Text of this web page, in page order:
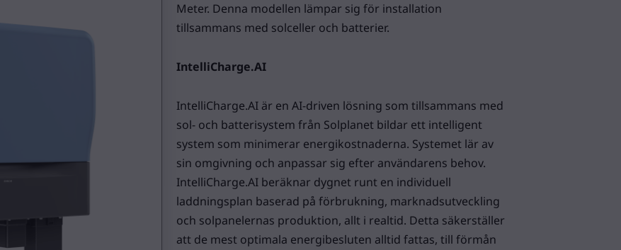
Meter. Denna modellen lämpar sig för installation
tillsammans med solceller och batterier.
IntelliCharge.AI
IntelliCharge.AI är en AI-driven lösning som tillsammans med
sol- och batterisystem från Solplanet bildar ett intelligent
system som minimerar energikostnaderna. Systemet lär av
sin omgivning och anpassar sig efter användarens behov.
IntelliCharge.AI beräknar dygnet runt en individuell
laddningsplan baserad på förbrukning, marknadsutveckling
och solpanelernas produktion, allt i realtid. Detta säkerställer
att de mest optimala energibesluten alltid fattas, till förmån